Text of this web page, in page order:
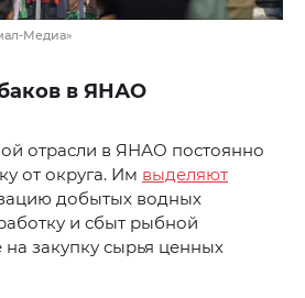
Медиа»
в ЯНАО
отрасли в ЯНАО постоянно
от округа. Им выделяют
добытых водных
и сбыт рыбной
закупку сырья ценных